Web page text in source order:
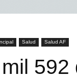
Salud Salud AF
592